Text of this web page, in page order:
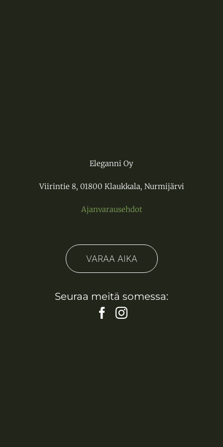
Eleganni Oy
Viirintie 8, 01800 Klaukkala, Nurmijärvi
Ajanvarausehdot
VARAA AIKA
Seuraa meitä somessa: